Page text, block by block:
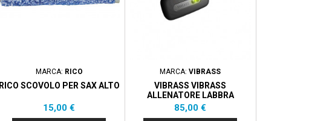
MARCA: RICO
RICO SCOVOLO PER SAX ALTO
Prezzo
15,00 €
MARCA:VIBRASS
VIBRASS VIBRASS
ALLENATORE LABBRA
Prezzo
85,00 €